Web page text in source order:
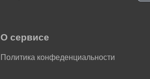
О сервисе
Политика конфеденциальности